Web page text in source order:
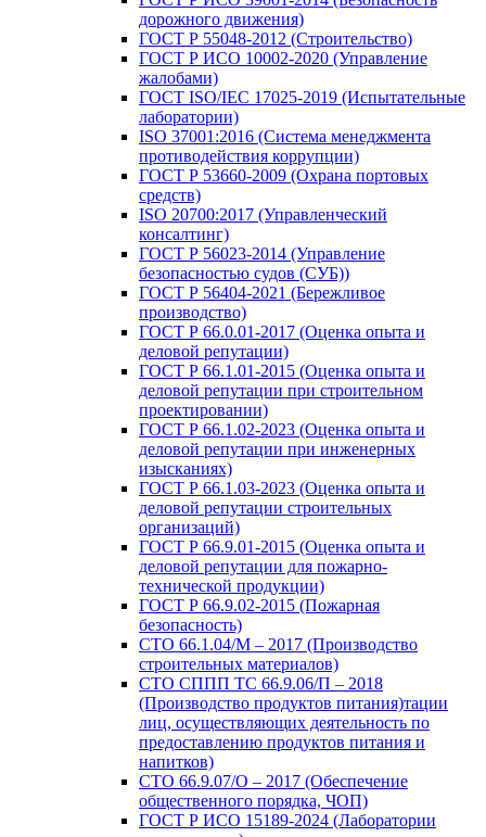
дорожного движения)
ГОСТ Р 55048-2012 (Строительство)
ГОСТ Р ИСО 10002-2020 (Управление
жалобами)
ГОСТ ISO/IEC 17025-2019 (Испытательные
лаборатории)
ISO 37001:2016 (Система менеджмента
противодействия коррупции)
ГОСТ Р 53660-2009 (Охрана портовых
средств)
ISO 20700:2017 (Управленческий
консалтинг)
ГОСТ Р 56023-2014 (Управление
безопасностью судов (СУБ))
ГОСТ Р 56404-2021 (Бережливое
производство)
ГОСТ Р 66.0.01-2017 (Оценка опыта и
деловой репутации)
ГОСТ Р 66.1.01-2015 (Оценка опыта и
деловой репутации при строительном
проектировании)
ГОСТ Р 66.1.02-2023 (Оценка опыта и
деловой репутации при инженерных
изысканиях)
ГОСТ Р 66.1.03-2023 (Оценка опыта и
деловой репутации строительных
организаций)
ГОСТ Р 66.9.01-2015 (Оценка опыта и
деловой репутации для пожарно-
технической продукции)
ГОСТ Р 66.9.02-2015 (Пожарная
безопасность)
СТО 66.1.04/М – 2017 (Производство
строительных материалов)
СТО СППП ТС 66.9.06/П – 2018
(Производство продуктов питания)тации
лиц, осуществляющих деятельность по
предоставлению продуктов питания и
напитков)
СТО 66.9.07/О – 2017 (Обеспечение
общественного порядка, ЧОП)
ГОСТ Р ИСО 15189-2024 (Лаборатории